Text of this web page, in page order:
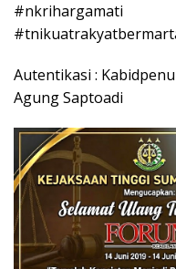
#nkrihargamati
Autentikasi :
Agung Saptoadi